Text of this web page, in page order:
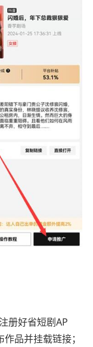
册好省短剧AP
品并挂载链接；